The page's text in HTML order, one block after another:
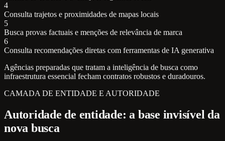
4
Consulta trajetos e proximidades de mapas locais
5
Busca provas factuais e menções de relevância de marca
6
Consulta recomendações diretas com ferramentas de IA generativa
Agências preparadas que tratam a inteligência de busca como
infraestrutura essencial fecham contratos robustos e duradouros.
CAMADA DE ENTIDADE E AUTORIDADE
Autoridade de entidade: a base invisível da
nova busca